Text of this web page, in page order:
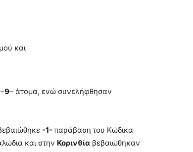
και
9– άτομα, ενώ συνελήφθησαν
-1- παράβαση του Κώδικα
και στην Κορινθία βεβαιώθηκαν